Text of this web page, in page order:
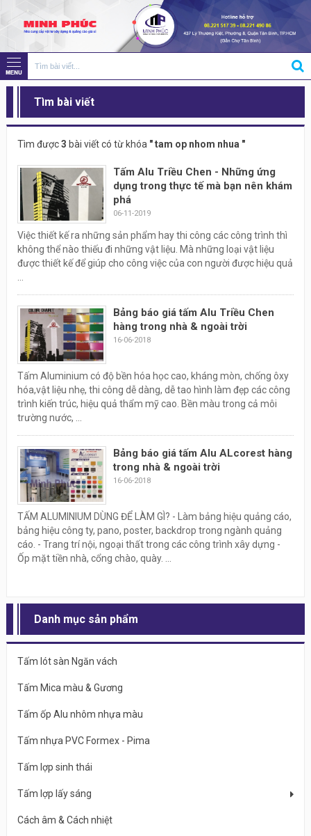
Tìm bài viết
Tìm được3 bài viết có từ khóa " tam op nhom nhua "
Tấm Alu Triều Chen - Những ứng
dụng trong thực tế mà bạn nên khám
phá
06-11-2019
Việc thiết kế ra những sản phẩm hay thi công các công trình thì
không thể nào thiếu đi những vật liệu. Mà những loại vật liệu
được thiết kế để giúp cho công việc của con người được hiệu quả
Bảng báo giá tấm Alu Triều Chen
hàng trong nhà & ngoài trời
16-06-2018
Tấm Aluminium có độ bền hóa học cao, kháng mòn, chống ôxy
hóa,vật liệu nhẹ, thi công dễ dàng, dễ tao hình làm đẹp các công
trình kiến trúc, hiệu quả thẩm mỹ cao. Bền màu trong cả môi
trường nước, ...
Bảng báo giá tấm Alu ALcorest hàng
trong nhà & ngoài trời
16-06-2018
TẤM ALUMINIUM DÙNG ĐỂ LÀM GÌ? - Làm bảng hiệu quảng cáo,
bảng hiệu công ty, pano, poster, backdrop trong ngành quảng
cáo. - Trang trí nội, ngoại thất trong các công trình xây dựng -
Ốp mặt tiền nhà, cổng chào, quày. ...
Danh mục sản phẩm
Tấm lót sàn Ngăn vách
Tấm Mica màu & Gương
Tấm ốp Alu nhôm nhựa màu
Tấm nhựa PVC Formex - Pima
Tấm lợp sinh thái
Tấm lợp lấy sáng
Cách âm & Cách nhiệt